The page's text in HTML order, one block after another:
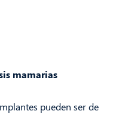
mamarias
pueden ser de